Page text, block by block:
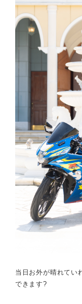
当日お外が晴れてい
できます?